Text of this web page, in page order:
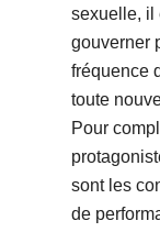
sexuelle, il
gouverner
fréquence
toute
Pour
sont les
de